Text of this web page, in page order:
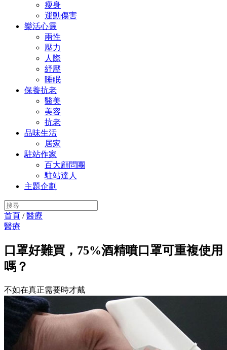
瘦身
運動傷害
樂活心靈
兩性
壓力
人際
紓壓
睡眠
保養抗老
醫美
美容
抗老
品味生活
居家
駐站作家
百大顧問團
駐站達人
主題企劃
首頁 /醫療
醫療
口罩好難買，75%酒精噴口罩可重複使用
嗎？
不如在真正需要時才戴